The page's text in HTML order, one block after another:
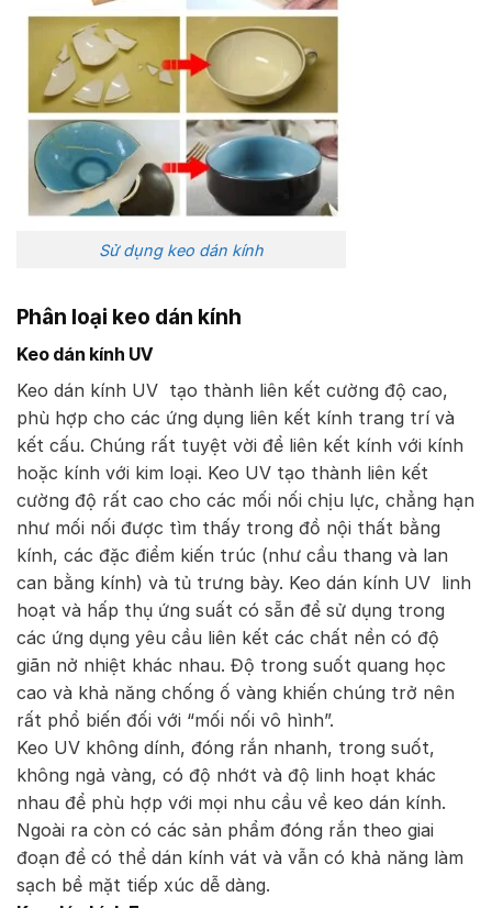
Sử dụng keo dán kính
Phân loại keo dán kính
Keo dán kính UV
Keo dán kính UV tạo thành liên kết cường độ cao,
phù hợp cho các ứng dụng liên kết kính trang trí và
kết cấu. Chúng rất tuyệt vời để liên kết kính với kính
hoặc kính với kim loại. Keo UV tạo thành liên kết
cường độ rất cao cho các mối nối chịu lực, chẳng hạn
như mối nối được tìm thấy trong đồ nội thất bằng
kính, các đặc điểm kiến ​​trúc (như cầu thang và lan
can bằng kính) và tủ trưng bày. Keo dán kính UV linh
hoạt và hấp thụ ứng suất có sẵn để sử dụng trong
các ứng dụng yêu cầu liên kết các chất nền có độ
giãn nở nhiệt khác nhau. Độ trong suốt quang học
cao và khả năng chống ố vàng khiến chúng trở nên
rất phổ biến đối với “mối nối vô hình”.
Keo UV không dính, đóng rắn nhanh, trong suốt,
không ngả vàng, có độ nhớt và độ linh hoạt khác
nhau để phù hợp với mọi nhu cầu về keo dán kính.
Ngoài ra còn có các sản phẩm đóng rắn theo giai
đoạn để có thể dán kính vát và vẫn có khả năng làm
sạch bề mặt tiếp xúc dễ dàng.